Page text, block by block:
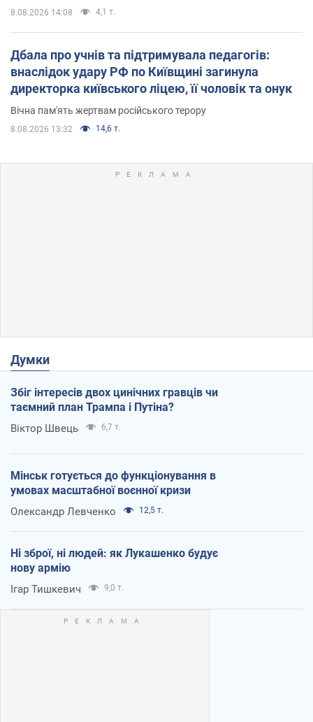
8.08.2026 14:08 4,1 т.
Дбала про учнів та підтримувала педагогів:
внаслідок удару РФ по Київщині загинула
директорка київського ліцею, її чоловік та онук
Вічна пам'ять жертвам російського терору
8.08.2026 13:32 14,6 т.
Думки
Збіг інтересів двох цинічних гравців чи
таємний план Трампа і Путіна?
Віктор Швець 6,7 т.
Мінськ готується до функціонування в
умовах масштабної воєнної кризи
Олександр Левченко 12,5 т.
Ні зброї, ні людей: як Лукашенко будує
нову армію
Ігар Тишкевич 9,0 т.